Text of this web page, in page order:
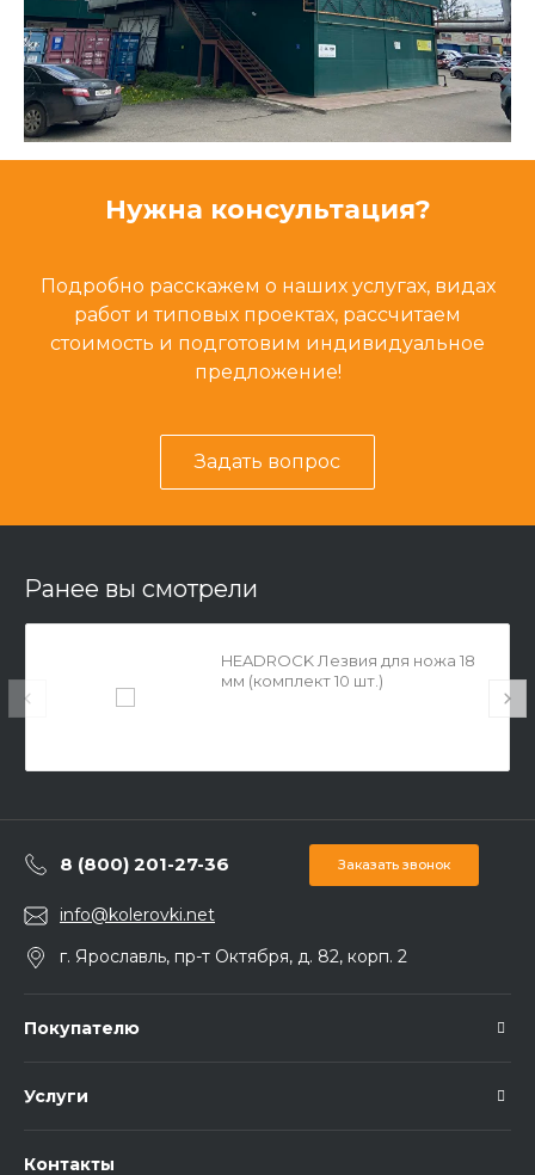
Нужна консультация?
Подробно расскажем о наших услугах, видах
работ и типовых проектах, рассчитаем
стоимость и подготовим индивидуальное
предложение!
Задать вопрос
Ранее вы смотрели
HEADROCK Лезвия для ножа 18
мм (комплект 10 шт.)
8 (800) 201-27-36 Заказать звонок
info@kolerovki.net
г. Ярославль, пр-т Октября, д. 82, корп. 2
Покупателю
Услуги
Контакты